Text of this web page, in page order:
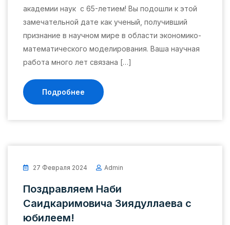
академии наук с 65-летием! Вы подошли к этой
замечательной дате как ученый, получивший
признание в научном мире в области экономико-
математического моделирования. Ваша научная
работа много лет связана […]
Подробнее
27 Февраля 2024 Admin
Поздравляем Наби
Саидкаримовича Зиядуллаева с
юбилеем!